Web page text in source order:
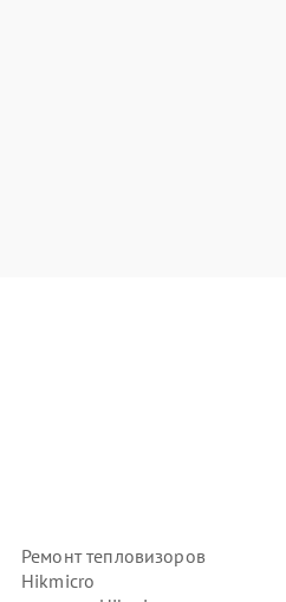
Ремонт тепловизоров
Hikmicro